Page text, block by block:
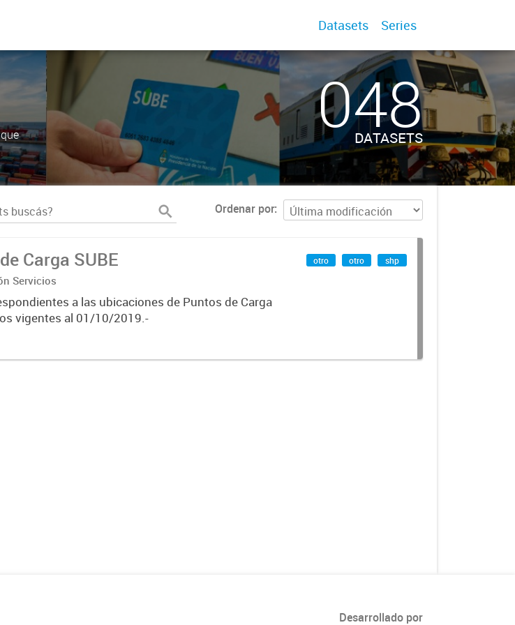
Datasets Series
048
DATASETS
Ordenar por
Carga SUBE
Servicios
a las ubicaciones de Puntos de Carga
vigentes al 01/10/2019.-
otro otro shp
Desarrollado por